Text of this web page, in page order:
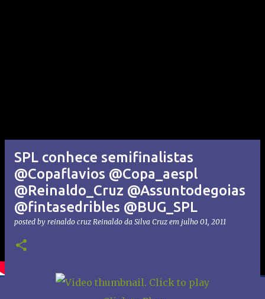
SPL conhece semifinalistas
@Copaflavios @Copa_aespl
@Reinaldo_Cruz @Assuntodegoias
@fintasedribles @BUG_SPL
posted by reinaldo cruz Reinaldo da Silva Cruz em julho 01, 2011